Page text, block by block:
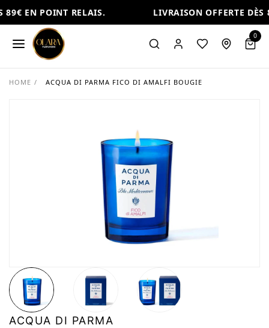
EN POINT RELAIS. LIVRAISON OFFERTE DÈS
0
HOME / ACQUA DI PARMA FICO DI AMALFI BOUGIE
ACQUA DI PARMA